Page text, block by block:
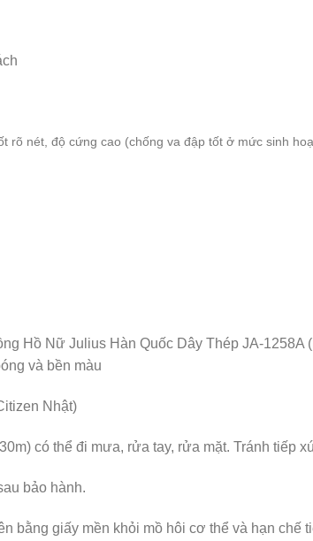
rõ nét, độ cứng cao (chống va đập tốt ở mức sinh
Hồ Nữ Julius Hàn Quốc Dây Thép JA-1258A
và bền màu
Nhật)
có thể đi mưa, rửa tay, rửa mặt. Tránh tiếp
bảo hành.
bằng giấy mền khỏi mồ hôi cơ thể và hạn chế